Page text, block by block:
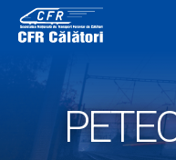
content